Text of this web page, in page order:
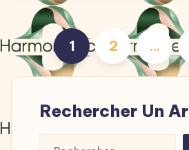
des
1 2 …
Rechercher Un